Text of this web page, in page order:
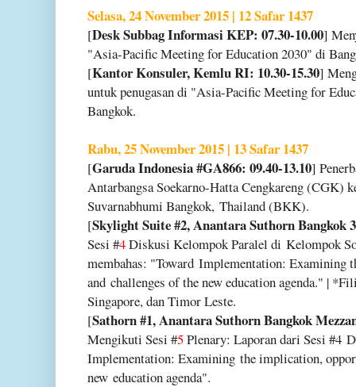
Selasa, 24 November 2015 | 12 Safar 1437
[Desk Subbag Informasi KEP: 07.30-10.00]
"Asia-Pacific Meeting for Education 2030" di
[Kantor Konsuler, Kemlu RI: 10.30-15.30]
untuk penugasan di "Asia-Pacific Meeting for
Bangkok.
Rabu, 25 November 2015 | 13 Safar 1437
[Garuda Indonesia #GA866: 09.40-13.10]
Antarbangsa Soekarno-Hatta Cengkareng (CGK)
Suvarnabhumi Bangkok, Thailand (BKK).
[Skylight Suite #2, Anantara Suthorn Bangkok
Sesi #4Diskusi Kelompok Paralel di Kelompok
membahas: "Toward Implementation: Examining
and challenges of the new education agenda." |
Singapore, dan Timor Leste.
[Sathorn #1, Anantara Suthorn Bangkok
Mengikuti Sesi #5Plenary: Laporan dari Sesi #4
Implementation: Examining the implication,
new education agenda".